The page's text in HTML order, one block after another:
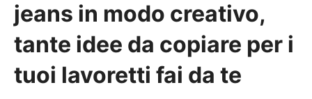
jeans in modo creativo,
tante idee da copiare per i
tuoi lavoretti fai da te